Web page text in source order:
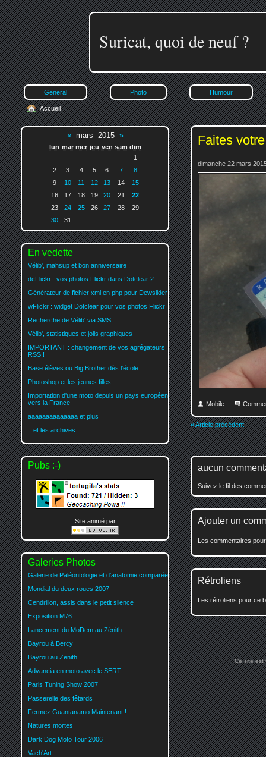
Suricat, quoi de neuf ?
General Photo Humour
Faites
dimanche 22 mars
Mobile
« Article précédent
aucun
Suivez le fil des
Ajouter un
Les commentaires
Rétroliens
Les rétroliens pour ce
Accueil
«mars 2015 »
lun mar mer jeu ven sam dim
1
2
3 4 5 6 7
8
9
10 11 12 13 14
15
16
17 18 19 20 21
22
23
24 25 26 27 28
29
30
31
En vedette
Vélib', mahsup et bon anniversaire !
dcFlickr : vos photos Flickr dans Dotclear 2
Générateur de fichier xml en php pour Dewslider
wFlickr : widget Dotclear pour vos photos Flickr
Recherche de Vélib' via SMS
Vélib', statistiques et jolis graphiques
IMPORTANT : changement de vos agrégateurs
RSS !
Base élèves ou Big Brother dès l'école
Photoshop et les jeunes filles
Importation d'une moto depuis un pays européen
vers la France
aaaaaaaaaaaaaa et plus
...et les archives...
Pubs :-)
Site animé par
Galeries Photos
Galerie de Paléontologie et d'anatomie comparée
Mondial du deux roues 2007
Cendrillon, assis dans le petit silence
Exposition M76
Lancement du MoDem au Zénith
Bayrou à Bercy
Bayrou au Zenith
Advancia en moto avec le SERT
Paris Tuning Show 2007
Passerelle des fêtards
Fermez Guantanamo Maintenant !
Natures mortes
Dark Dog Moto Tour 2006
Vach'Art
Ce site est